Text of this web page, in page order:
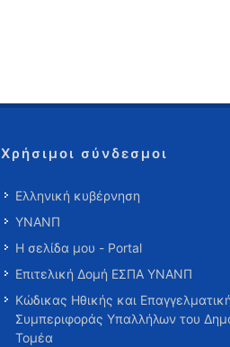
Χρήσιμοι σύνδεσμοι
Ελληνική κυβέρνηση
ΥΝΑΝΠ
Η σελίδα μου - Portal
Επιτελική Δομή ΕΣΠΑ ΥΝΑΝΠ
Κώδικας Ηθικής και
Συμπεριφοράς Υπαλλήλων του
Τομέα